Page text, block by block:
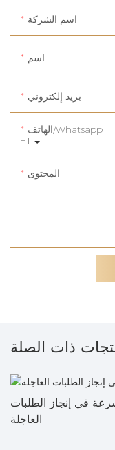
اسم الشركة
اسم
بريد إلكتروني
+1
الهاتف/whatsapp
المحتوى
ذات الصلة
في إنجاز الطلبات
العاجلة